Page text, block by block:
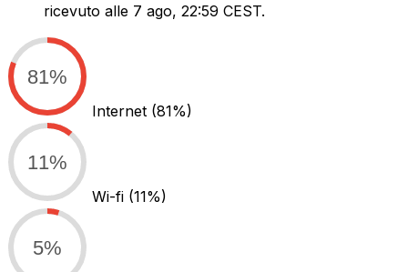
ricevuto alle 7 ago, 22:59 CEST.
81%
Internet (81%)
11%
Wi-fi (11%)
5%